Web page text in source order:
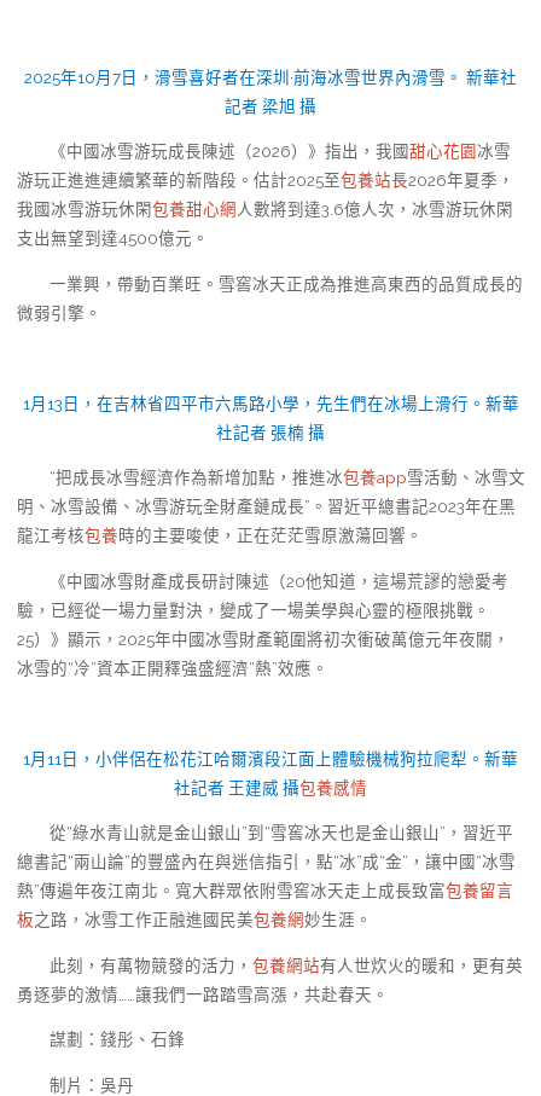
2025年10月7日，滑雪喜好者在深圳·前海冰雪世界內滑雪。 新華社
記者 梁旭 攝
《中國冰雪游玩成長陳述（2026）》指出，我國甜心花園冰雪
游玩正進進連續繁華的新階段。估計2025至包養站長2026年夏季，
我國冰雪游玩休閑包養甜心網人數將到達3.6億人次，冰雪游玩休閑
支出無望到達4500億元。
一業興，帶動百業旺。雪窖冰天正成為推進高東西的品質成長的
微弱引擎。
1月13日，在吉林省四平市六馬路小學，先生們在冰場上滑行。新華
社記者 張楠 攝
“把成長冰雪經濟作為新增加點，推進冰包養app雪活動、冰雪文
明、冰雪設備、冰雪游玩全財產鏈成長”。習近平總書記2023年在黑
龍江考核包養時的主要唆使，正在茫茫雪原激蕩回響。
《中國冰雪財產成長研討陳述（20他知道，這場荒謬的戀愛考
驗，已經從一場力量對決，變成了一場美學與心靈的極限挑戰。
25）》顯示，2025年中國冰雪財產範圍將初次衝破萬億元年夜關，
冰雪的“冷”資本正開釋強盛經濟“熱”效應。
1月11日，小伴侶在松花江哈爾濱段江面上體驗機械狗拉爬犁。新華
社記者 王建威 攝包養感情
從“綠水青山就是金山銀山”到“雪窖冰天也是金山銀山”，習近平
總書記“兩山論”的豐盛內在與迷信指引，點“冰”成“金”，讓中國“冰雪
熱”傳遍年夜江南北。寬大群眾依附雪窖冰天走上成長致富包養留言
板之路，冰雪工作正融進國民美包養網妙生涯。
此刻，有萬物競發的活力， 包養網站有人世炊火的暖和，更有英
勇逐夢的激情……讓我們一路踏雪高漲，共赴春天。
謀劃：錢彤、石鋒
制片：吳丹